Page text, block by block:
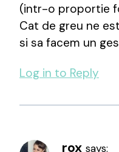
(intr-o proportie
Cat de greu ne
si sa facem un
Log in to Reply
rox says: